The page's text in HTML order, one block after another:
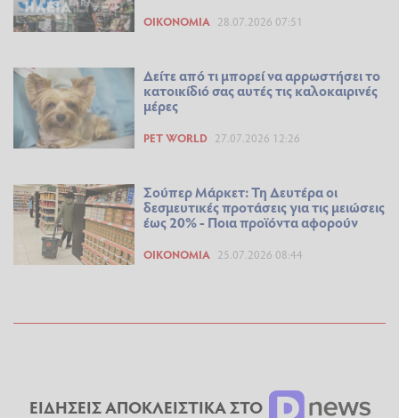
ΟΙΚΟΝΟΜΊΑ 28.07.2026 07:51
Δείτε από τι μπορεί να αρρωστήσει το
κατοικίδιό σας αυτές τις καλοκαιρινές
μέρες
PET WORLD 27.07.2026 12:26
Σούπερ Μάρκετ: Τη Δευτέρα οι
δεσμευτικές προτάσεις για τις μειώσεις
έως 20% - Ποια προϊόντα αφορούν
ΟΙΚΟΝΟΜΊΑ 25.07.2026 08:44
ΕΙΔΗΣΕΙΣ ΑΠΟΚΛΕΙΣΤΙΚΑ ΣΤΟ